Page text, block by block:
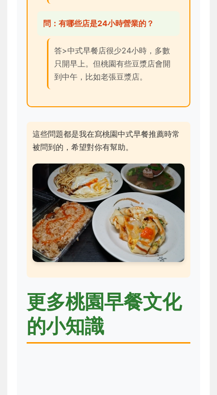
問：有哪些店是24小時營業的？
答>中式早餐店很少24小時，多數
只開早上。但桃園有些豆漿店會開
到中午，比如老張豆漿店。
這些問題都是我在寫桃園中式早餐推薦時常
被問到的，希望對你有幫助。
更多桃園早餐文化
的小知識